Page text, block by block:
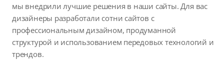
мы внедрили лучшие решения в наши сайты. Для вас
дизайнеры разработали сотни сайтов с
профессиональным дизайном, продуманной
структурой и использованием передовых технологий и
трендов.